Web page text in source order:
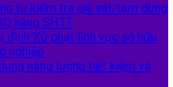
tư kiểm tra giá sát/tạm dừng
hàng SHTT
định Xử phạt lĩnh vực sở hữu
nghiệp
năng lượng tiết kiệm và